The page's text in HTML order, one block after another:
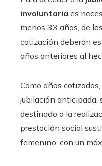
involuntaria es
menos 33 años, de
cotización deberán
años anteriores al
Como años
jubilación anticipada,
destinado a la
prestación social
femenino, con un